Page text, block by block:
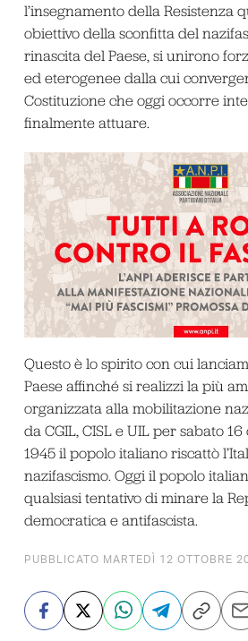
l’insegnamento della Resistenza
obiettivo della sconfitta del
rinascita del Paese, si unirono
ed eterogenee dalla cui
Costituzione che oggi occorre
finalmente attuare.
Questo è lo spirito con cui
Paese affinché si realizzi la più
organizzata alla mobilitazione
da CGIL, CISL e UIL per sabato
1945 il popolo italiano riscattò
nazifascismo. Oggi il popolo
qualsiasi tentativo di minare la
democratica e antifascista.
PUBBLICATO MARTEDÌ 12 OTTOBRE